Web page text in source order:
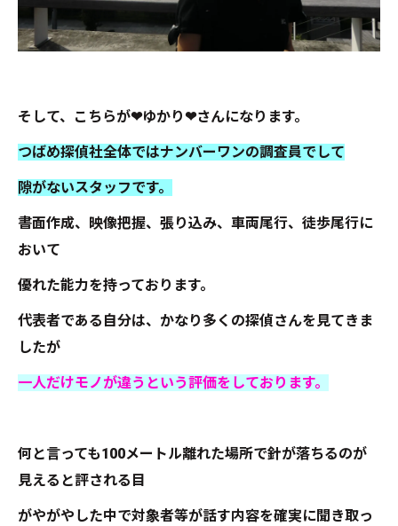
そして、こちらが❤ゆかり❤さんになります。
つばめ探偵社全体ではナンバーワンの調査員でして
隙がないスタッフです。
書面作成、映像把握、張り込み、車両尾行、徒歩尾行に
おいて
優れた能力を持っております。
代表者である自分は、かなり多くの探偵さんを見てきま
したが
一人だけモノが違うという評価をしております。
何と言っても100メートル離れた場所で針が落ちるのが
見えると評される目
がやがやした中で対象者等が話す内容を確実に聞き取っ